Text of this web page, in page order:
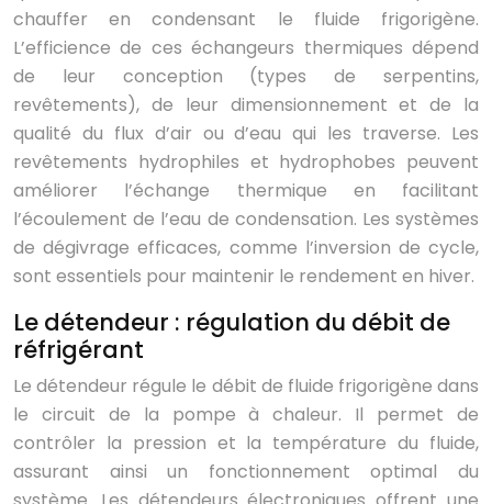
chauffer en condensant le fluide frigorigène.
L’efficience de ces échangeurs thermiques dépend
de leur conception (types de serpentins,
revêtements), de leur dimensionnement et de la
qualité du flux d’air ou d’eau qui les traverse. Les
revêtements hydrophiles et hydrophobes peuvent
améliorer l’échange thermique en facilitant
l’écoulement de l’eau de condensation. Les systèmes
de dégivrage efficaces, comme l’inversion de cycle,
sont essentiels pour maintenir le rendement en hiver.
Le détendeur : régulation du débit de
réfrigérant
Le détendeur régule le débit de fluide frigorigène dans
le circuit de la pompe à chaleur. Il permet de
contrôler la pression et la température du fluide,
assurant ainsi un fonctionnement optimal du